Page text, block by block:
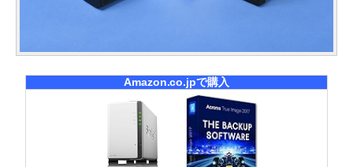
Amazon.co.jpで購入